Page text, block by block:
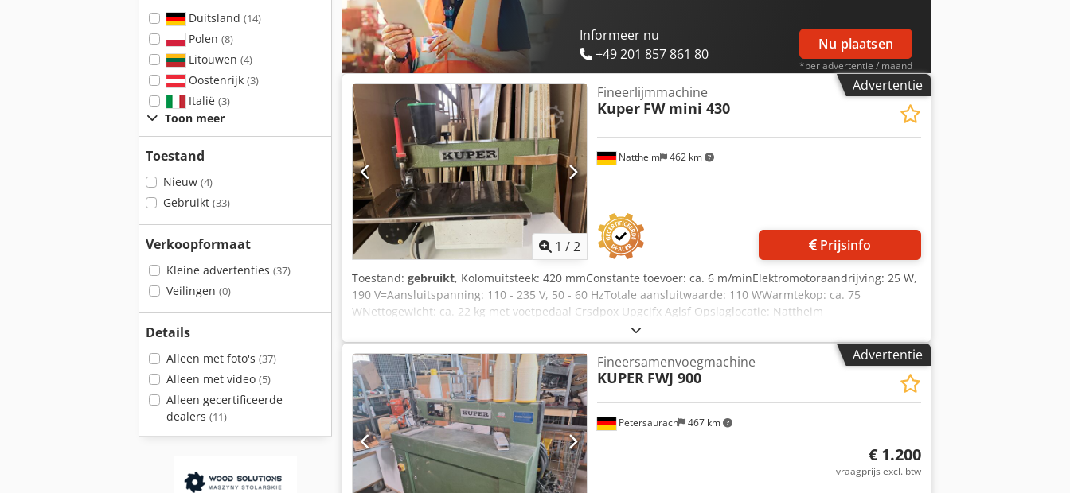
Duitsland (14)
Polen (8)
Litouwen (4)
Oostenrijk (3)
Italië (3)
Toon meer
Toestand
Nieuw (4)
Gebruikt (33)
Verkoopformaat
Kleine advertenties (37)
Veilingen (0)
Details
Alleen met foto's (37)
Alleen met video (5)
Alleen gecertificeerde
dealers (11)
Informeer nu
+49 201 857 861 80
Nu plaatsen
*per advertentie / maand
Advertentie
1 /2
Nattheim 462 km
Fineerlijmmachine
Kuper FW mini 430
Prijsinfo
Toestand: gebruikt, Kolomuitsteek: 420 mmConstante toevoer: ca. 6 m/minElektromotoraandrijving: 25 W,
190 V=Aansluitspanning: 110 - 235 V, 50 - 60 HzTotale aansluitwaarde: 110 WWarmtekop: ca. 75
WNettogewicht: ca. 22 kg met voetpedaal Crsdpox Upgcjfx Aglsf Opslaglocatie: Nattheim
Advertentie
Vraag meer foto's aan
Petersaurach 467 km
Fineersamenvoegmachine
KUPER FWJ 900
€ 1.200
vraagprijs excl. btw